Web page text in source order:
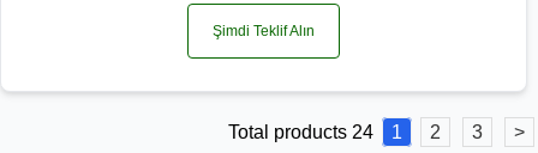
Şimdi Teklif Alın
Total products 24 1 2 3 >